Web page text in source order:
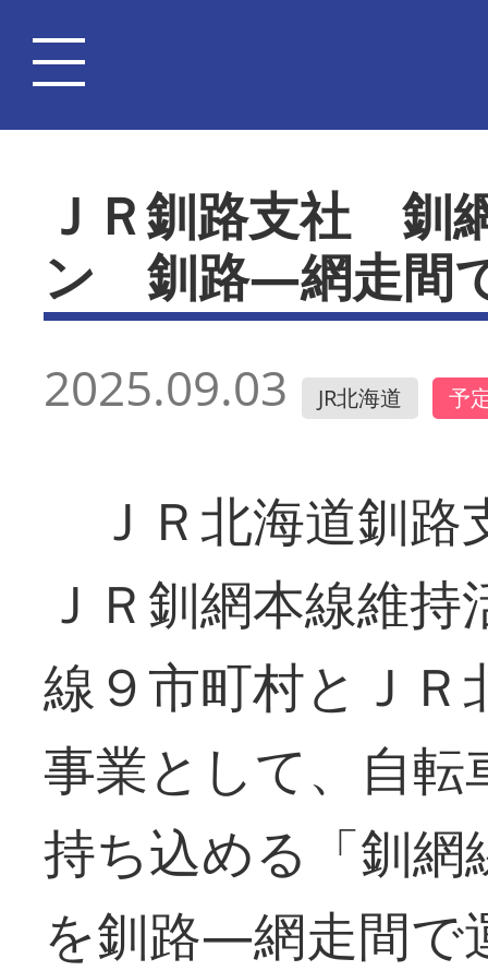
ＪＲ釧路支社 釧
ン 釧路―網走間
2025.09.03 JR北海道 予
ＪＲ北海道釧路
ＪＲ釧網本線維
線９市町村とＪＲ
事業として、自
持ち込める「釧
を釧路―網走間で